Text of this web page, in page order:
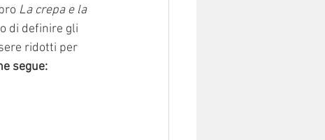
La crepa e la
di definire gli
ridotti per
segue: